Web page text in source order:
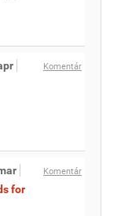
Komentár
Komentár
for